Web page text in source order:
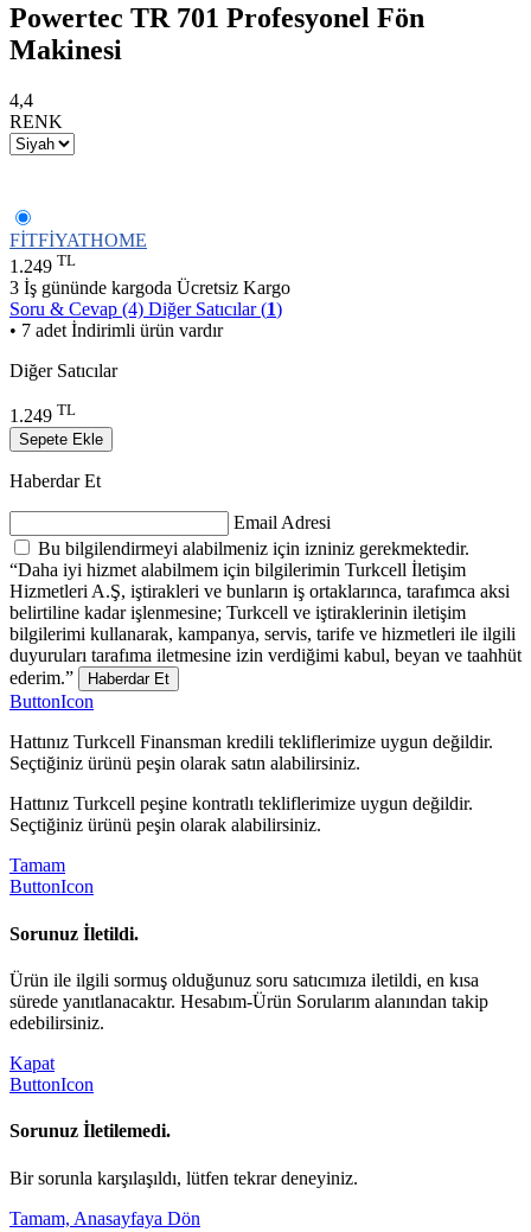
Powertec TR 701 Profesyonel Fön
Makinesi
4,4
RENK
FİTFİYATHOME
1.249 TL
3 İş gününde kargoda Ücretsiz Kargo
Soru & Cevap (4) Diğer Satıcılar (1)
• 7 adet İndirimli ürün vardır
Diğer Satıcılar
1.249 TL
Sepete Ekle
Haberdar Et
Email Adresi
Bu bilgilendirmeyi alabilmeniz için izniniz gerekmektedir.
“Daha iyi hizmet alabilmem için bilgilerimin Turkcell İletişim
Hizmetleri A.Ş, iştirakleri ve bunların iş ortaklarınca, tarafımca aksi
belirtiline kadar işlenmesine; Turkcell ve iştiraklerinin iletişim
bilgilerimi kullanarak, kampanya, servis, tarife ve hizmetleri ile ilgili
duyuruları tarafıma iletmesine izin verdiğimi kabul, beyan ve taahhüt
ederim.”
Haberdar Et
ButtonIcon
Hattınız Turkcell Finansman kredili tekliflerimize uygun değildir.
Seçtiğiniz ürünü peşin olarak satın alabilirsiniz.
Hattınız Turkcell peşine kontratlı tekliflerimize uygun değildir.
Seçtiğiniz ürünü peşin olarak alabilirsiniz.
Tamam
ButtonIcon
Sorunuz İletildi.
Ürün ile ilgili sormuş olduğunuz soru satıcımıza iletildi, en kısa
sürede yanıtlanacaktır. Hesabım-Ürün Sorularım alanından takip
edebilirsiniz.
Kapat
ButtonIcon
Sorunuz İletilemedi.
Bir sorunla karşılaşıldı, lütfen tekrar deneyiniz.
Tamam, Anasayfaya Dön